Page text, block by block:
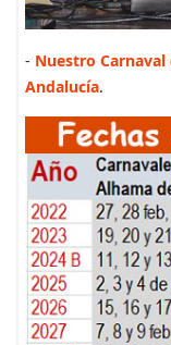
- Nuestro
Andalucía.